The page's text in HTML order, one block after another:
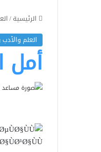
الرئيسية/
العلم والأدب
أمل